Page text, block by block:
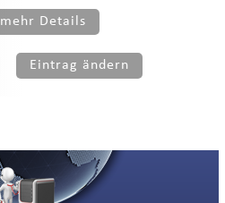
mehr Details
Eintrag ändern